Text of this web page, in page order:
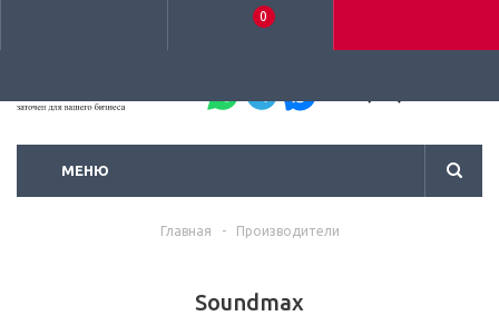
0
МЕНЮ
Главная - Производители
Soundmax